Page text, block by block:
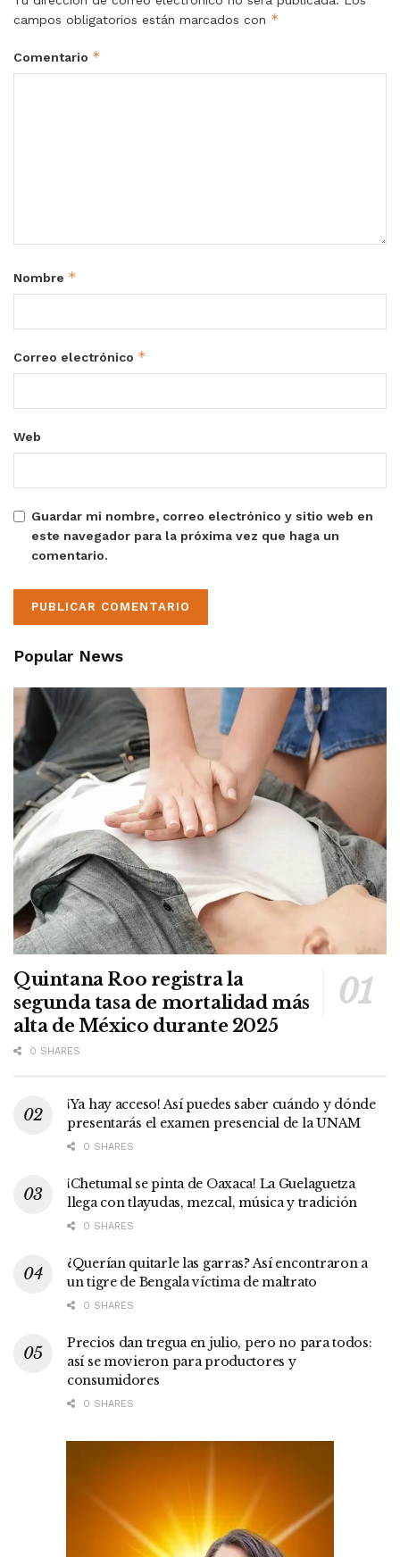
campos obligatorios están marcados con *
Comentario *
Nombre *
Correo electrónico *
Web
Guardar mi nombre, correo electrónico y sitio web en
este navegador para la próxima vez que haga un
comentario.
Popular News
Quintana Roo registra la
segunda tasa de mortalidad más
alta de México durante 2025
0 SHARES
¡Ya hay acceso! Así puedes saber cuándo y dónde
presentarás el examen presencial de la UNAM
0 SHARES
¡Chetumal se pinta de Oaxaca! La Guelaguetza
llega con tlayudas, mezcal, música y tradición
0 SHARES
¿Querían quitarle las garras? Así encontraron a
un tigre de Bengala víctima de maltrato
0 SHARES
Precios dan tregua en julio, pero no para todos:
así se movieron para productores y
consumidores
0 SHARES